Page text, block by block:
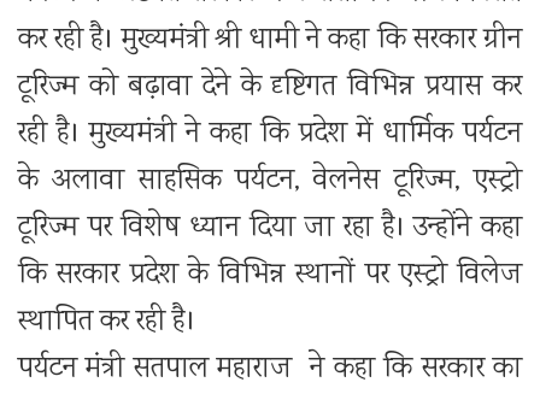
कर रही है। मुख्यमंत्री श्री धामी ने कहा कि सरकार ग्रीन
टूरिज्म को बढ़ावा देने के दृष्टिगत विभिन्न प्रयास कर
रही है। मुख्यमंत्री ने कहा कि प्रदेश में धार्मिक पर्यटन
के अलावा साहसिक पर्यटन, वेलनेस टूरिज्म, एस्ट्रो
टूरिज्म पर विशेष ध्यान दिया जा रहा है। उन्होंने कहा
कि सरकार प्रदेश के विभिन्न स्थानों पर एस्ट्रो विलेज
स्थापित कर रही है।
पर्यटन मंत्री सतपाल महाराज ने कहा कि सरकार का